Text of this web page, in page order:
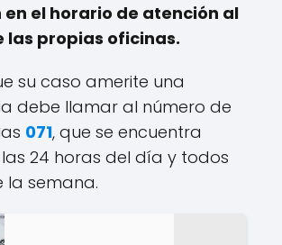
el horario de atención al
las propias oficinas.
su caso amerite una
debe llamar al número de
071, que se encuentra
24 horas del día y todos
la semana.